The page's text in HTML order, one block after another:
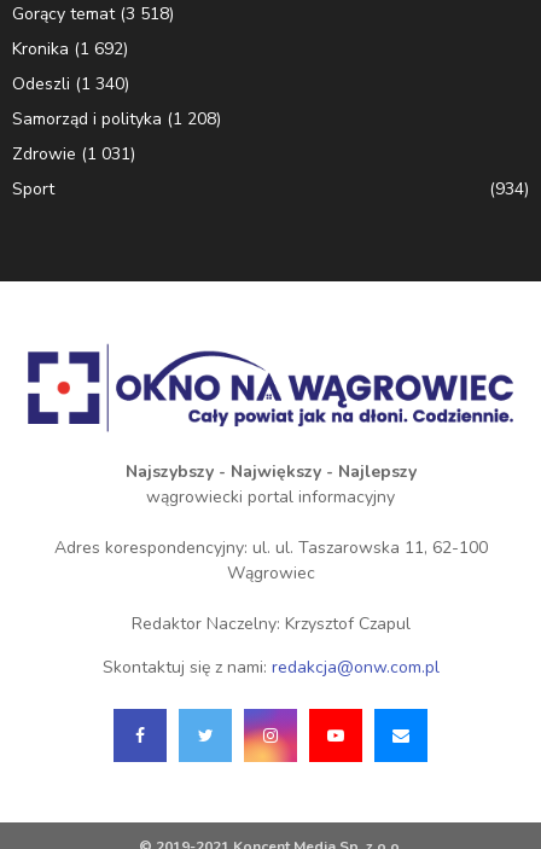
Gorący temat(3 518)
Kronika (1 692)
Odeszli (1 340)
Samorząd i polityka (1 208)
Zdrowie (1 031)
Sport
(934)
Najszybszy - Największy - Najlepszy
wągrowiecki portal informacyjny
Adres korespondencyjny: ul. ul. Taszarowska 11, 62-100
Wągrowiec
Redaktor Naczelny: Krzysztof Czapul
Skontaktuj się z nami: redakcja@onw.com.pl